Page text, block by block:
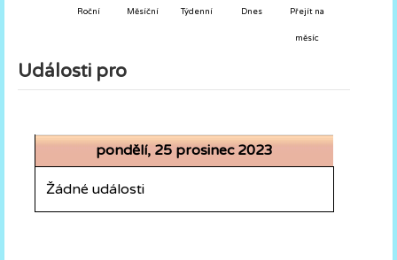
Roční Měsíční Týdenní Dnes Přejít na
měsíc
Události pro
pondělí, 25 prosinec 2023
Žádné události